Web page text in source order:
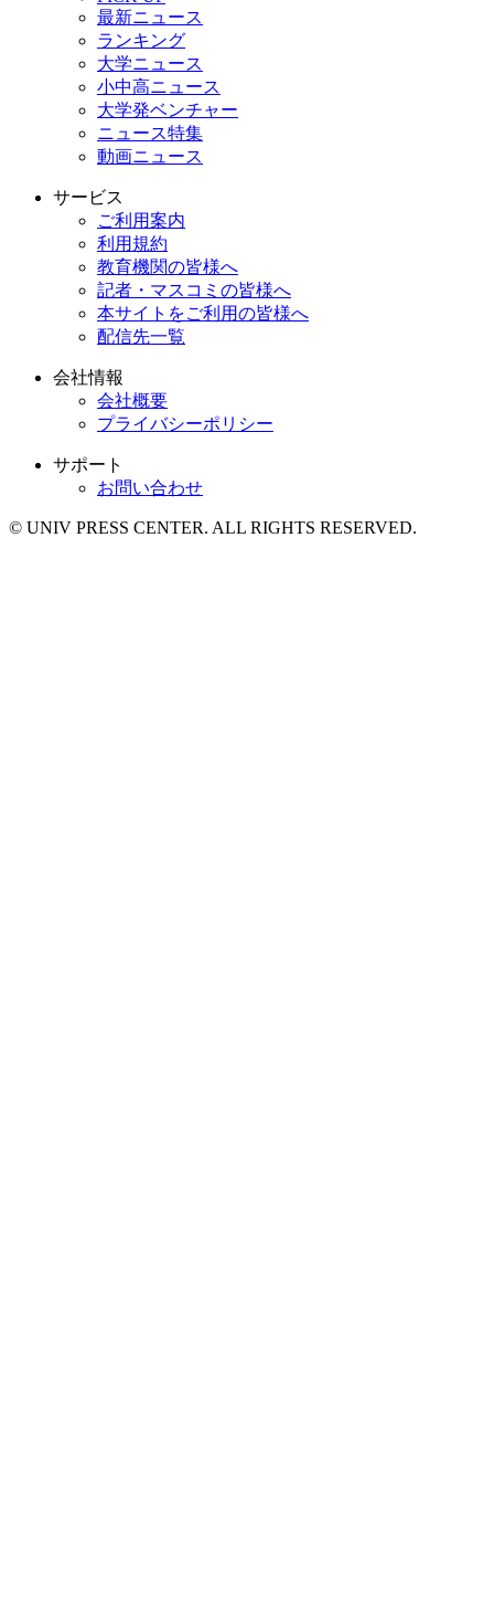
最新ニュース
ランキング
大学ニュース
小中高ニュース
大学発ベンチャー
ニュース特集
動画ニュース
サービス
ご利用案内
利用規約
教育機関の皆様へ
記者・マスコミの皆様へ
本サイトをご利用の皆様へ
配信先一覧
会社情報
会社概要
プライバシーポリシー
サポート
お問い合わせ
© UNIV PRESS CENTER. ALL RIGHTS RESERVED.